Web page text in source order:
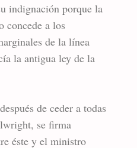
indignación porque la
concede a los
de la línea
la antigua ley de la
de ceder a todas
se firma
éste y el ministro